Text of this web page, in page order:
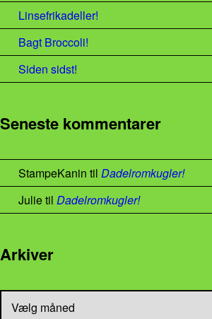
Linsefrikadeller!
Bagt Broccoli!
Siden sidst!
Seneste kommentarer
StampeKanin til Dadelromkugler!
Julietil Dadelromkugler!
Arkiver
Arkiver